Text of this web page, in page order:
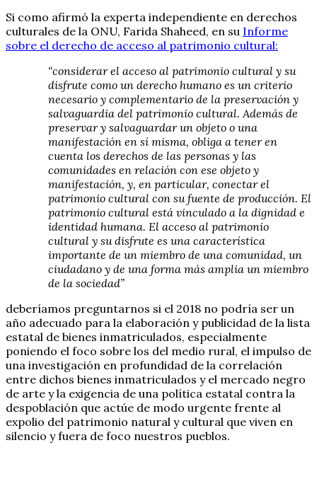
Si como afirmó la experta independiente en derechos
culturales de la ONU, Farida Shaheed, en su Informe
sobre el derecho de acceso al patrimonio cultural:
“considerar el acceso al patrimonio cultural y su
disfrute como un derecho humano es un criterio
necesario y complementario de la preservación y
salvaguardia del patrimonio cultural. Además de
preservar y salvaguardar un objeto o una
manifestación en sí misma, obliga a tener en
cuenta los derechos de las personas y las
comunidades en relación con ese objeto y
manifestación, y, en particular, conectar el
patrimonio cultural con su fuente de producción. El
patrimonio cultural está vinculado a la dignidad e
identidad humana. El acceso al patrimonio
cultural y su disfrute es una característica
importante de un miembro de una comunidad, un
ciudadano y de una forma más amplia un miembro
de la sociedad”
deberíamos preguntarnos si el 2018 no podría ser un
año adecuado para la elaboración y publicidad de la lista
estatal de bienes inmatriculados, especialmente
poniendo el foco sobre los del medio rural, el impulso de
una investigación en profundidad de la correlación
entre dichos bienes inmatriculados y el mercado negro
de arte y la exigencia de una política estatal contra la
despoblación que actúe de modo urgente frente al
expolio del patrimonio natural y cultural que viven en
silencio y fuera de foco nuestros pueblos.